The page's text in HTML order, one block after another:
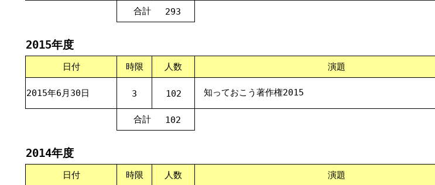
合計 293
2015年度
日付 時限 人数 演題
2015年6月30日 3 102 知っておこう著作権2015
合計 102
2014年度
日付 時限 人数 演題